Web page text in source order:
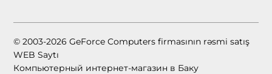
© 2003-2026 GeForce Computers firmasının rəsmi satış
WEB Saytı
Компьютерный интернет-магазин в Баку